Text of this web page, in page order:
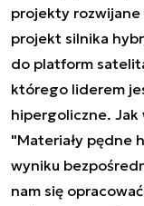
projekty
projekt silnika
do platform
którego liderem
hipergoliczne. Jak
"Materiały pędne
wyniku
nam się